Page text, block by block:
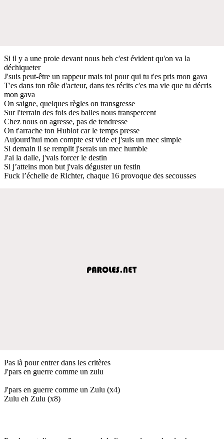
Si il y a une proie devant nous beh c'est évident qu'on va la
déchiqueter
J'suis peut-être un rappeur mais toi pour qui tu t'es pris mon gava
T'es dans ton rôle d'acteur, dans tes récits c'es ma vie que tu décris
mon gava
On saigne, quelques règles on transgresse
Sur l'terrain des fois des balles nous transpercent
Chez nous on agresse, pas de tendresse
On t'arrache ton Hublot car le temps presse
Aujourd'hui mon compte est vide et j'suis un mec simple
Si demain il se remplit j'serais un mec humble
J'ai la dalle, j'vais forcer le destin
Si j’atteins mon but j'vais déguster un festin
Fuck l’échelle de Richter, chaque 16 provoque des secousses
Pas là pour entrer dans les critères
J'pars en guerre comme un zulu
J'pars en guerre comme un Zulu (x4)
Zulu eh Zulu (x8)